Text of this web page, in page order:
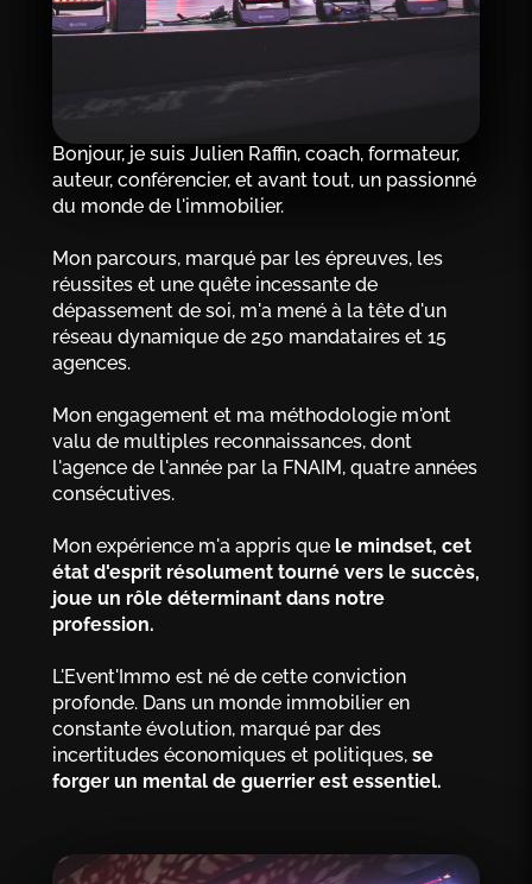
Bonjour, je suis Julien Raffin, coach, formateur,
auteur, conférencier, et avant tout, un passionné
du monde de l'immobilier.
Mon parcours, marqué par les épreuves, les
réussites et une quête incessante de
dépassement de soi, m'a mené à la tête d'un
réseau dynamique de 250 mandataires et 15
agences.
Mon engagement et ma méthodologie m'ont
valu de multiples reconnaissances, dont
l'agence de l'année par la FNAIM, quatre années
consécutives.
Mon expérience m'a appris que le mindset, cet
état d'esprit résolument tourné vers le succès,
joue un rôle déterminant dans notre
profession.
L'Event'Immo est né de cette conviction
profonde. Dans un monde immobilier en
constante évolution, marqué par des
incertitudes économiques et politiques, se
forger un mental de guerrier est essentiel.